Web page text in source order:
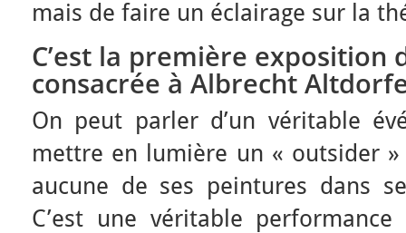
mais de faire un éclairage sur la
C’est la première exposition
consacrée à Albrecht
On peut parler d’un véritable
mettre en lumière un « outsider
aucune de ses peintures dans
C’est une véritable